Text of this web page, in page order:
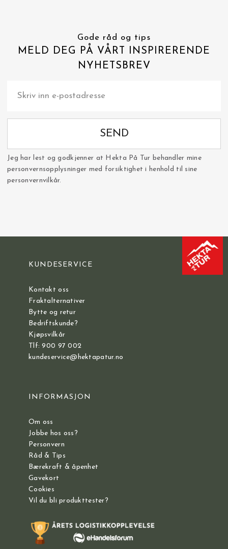
Gode råd og tips
MELD DEG PÅ VÅRT INSPIRERENDE
NYHETSBREV
SEND
Jeg har lest og godkjenner at Hekta På Tur behandler mine
personvernsopplysninger med forsiktighet i henhold til sine
personvernvilkår.
KUNDESERVICE
Kontakt oss
Fraktalternativer
Bytte og retur
Bedriftskunde?
Kjøpsvilkår
Tlf: 900 97 002
kundeservice@hektapatur.no
INFORMASJON
Om oss
Jobbe hos oss?
Personvern
Råd & Tips
Bærekraft & åpenhet
Gavekort
Cookies
Vil du bli produkttester?